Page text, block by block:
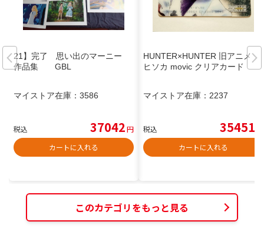
21】完了 思い出のマーニー
作品集 GBL
マイストア在庫： 3586
税込 37042円
カートに入れる
HUNTER×HUNTER 旧アニメ
ヒソカ movic クリアカード
マイストア在庫： 2237
税込 35451
カートに入れる
このカテゴリをもっと見る